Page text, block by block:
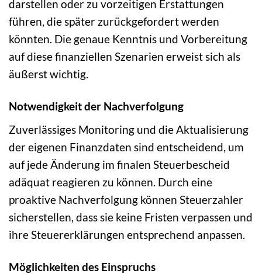
darstellen oder zu vorzeitigen Erstattungen
führen, die später zurückgefordert werden
könnten. Die genaue Kenntnis und Vorbereitung
auf diese finanziellen Szenarien erweist sich als
äußerst wichtig.
Notwendigkeit der Nachverfolgung
Zuverlässiges Monitoring und die Aktualisierung
der eigenen Finanzdaten sind entscheidend, um
auf jede Änderung im finalen Steuerbescheid
adäquat reagieren zu können. Durch eine
proaktive Nachverfolgung können Steuerzahler
sicherstellen, dass sie keine Fristen verpassen und
ihre Steuererklärungen entsprechend anpassen.
Möglichkeiten des Einspruchs